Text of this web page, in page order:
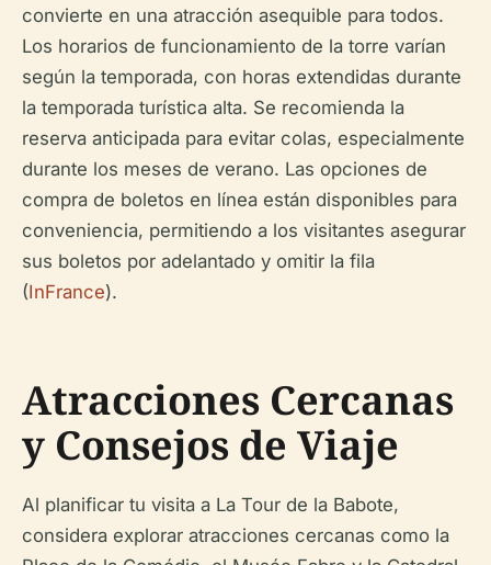
convierte en una atracción asequible para todos.
Los horarios de funcionamiento de la torre varían
según la temporada, con horas extendidas durante
la temporada turística alta. Se recomienda la
reserva anticipada para evitar colas, especialmente
durante los meses de verano. Las opciones de
compra de boletos en línea están disponibles para
conveniencia, permitiendo a los visitantes asegurar
sus boletos por adelantado y omitir la fila
(InFrance).
Atracciones Cercanas
y Consejos de Viaje
Al planificar tu visita a La Tour de la Babote,
considera explorar atracciones cercanas como la